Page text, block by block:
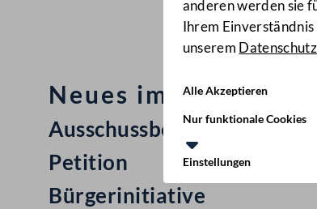
anderen werden sie
Ihrem
unserem
Alle Akzeptieren
Nur funktionale Cookies
Einstellungen
Neues im
Ausschussbericht
Petition
Bürgerinitiative